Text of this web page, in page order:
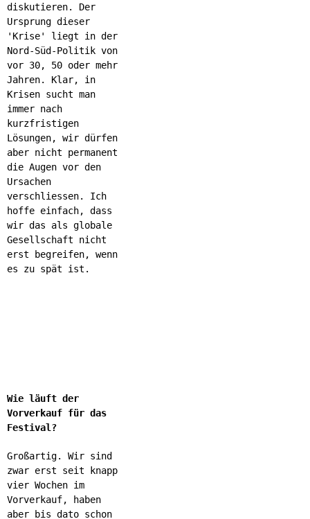
diskutieren. Der
Ursprung dieser
'Krise' liegt in der
Nord-Süd-Politik von
vor 30, 50 oder mehr
Jahren. Klar, in
Krisen sucht man
immer nach
kurzfristigen
Lösungen, wir dürfen
aber nicht permanent
die Augen vor den
Ursachen
verschliessen. Ich
hoffe einfach, dass
wir das als globale
Gesellschaft nicht
erst begreifen, wenn
es zu spät ist.
Wie läuft der
Vorverkauf für das
Festival?
Großartig. Wir sind
zwar erst seit knapp
vier Wochen im
Vorverkauf, haben
aber bis dato schon